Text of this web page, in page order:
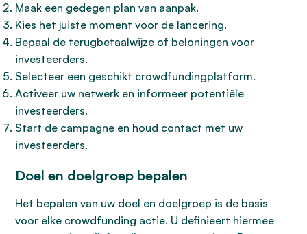
Maak een gedegen plan van aanpak.
Kies het juiste moment voor de lancering.
Bepaal de terugbetaalwijze of beloningen voor
investeerders.
Selecteer een geschikt crowdfundingplatform.
Activeer uw netwerk en informeer potentiële
investeerders.
Start de campagne en houd contact met uw
investeerders.
Doel en doelgroep bepalen
Het bepalen van uw doel en doelgroep is de basis
voor elke crowdfunding actie. U definieert hiermee